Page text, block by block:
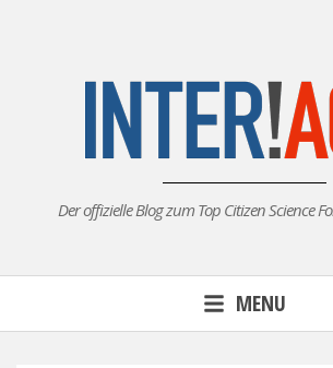
Der offizielle Blog zum Top Citizen Science
MENU